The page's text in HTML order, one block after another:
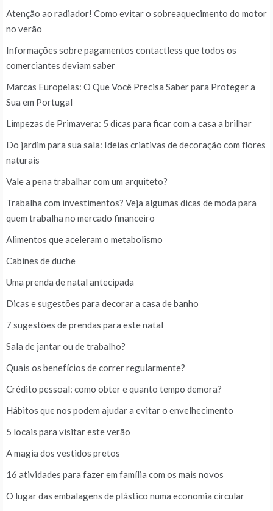
Atenção ao radiador! Como evitar o sobreaquecimento do motor
no verão
Informações sobre pagamentos contactless que todos os
comerciantes deviam saber
Marcas Europeias: O Que Você Precisa Saber para Proteger a
Sua em Portugal
Limpezas de Primavera: 5 dicas para ficar com a casa a brilhar
Do jardim para sua sala: Ideias criativas de decoração com flores
naturais
Vale a pena trabalhar com um arquiteto?
Trabalha com investimentos? Veja algumas dicas de moda para
quem trabalha no mercado financeiro
Alimentos que aceleram o metabolismo
Cabines de duche
Uma prenda de natal antecipada
Dicas e sugestões para decorar a casa de banho
7 sugestões de prendas para este natal
Sala de jantar ou de trabalho?
Quais os benefícios de correr regularmente?
Crédito pessoal: como obter e quanto tempo demora?
Hábitos que nos podem ajudar a evitar o envelhecimento
5 locais para visitar este verão
A magia dos vestidos pretos
16 atividades para fazer em família com os mais novos
O lugar das embalagens de plástico numa economia circular